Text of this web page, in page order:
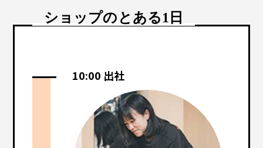
ショップのとある1日
10:00 出社